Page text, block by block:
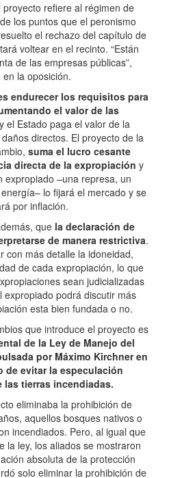
refiere al régimen de
los puntos que el peronismo
el rechazo del capítulo de
voltear en el recinto. “Están
de las empresas públicas”,
la oposición.
endurecer los requisitos para
el valor de las
el Estado paga el valor de la
directos. El proyecto de la
suma el lucro cesante
directa de la expropiación y
expropiado –una represa, un
lo fijará el mercado y se
por inflación.
que la declaración de
de manera restrictiva.
con más detalle la idoneidad,
de cada expropiación, lo que
sean judicializadas
podrá discutir más
esta bien fundada o no.
que introduce el proyecto es
de la Ley de Manejo del
por Máximo Kirchner en
de evitar la especulación
las tierras incendiadas.
eliminaba la prohibición de
aquellos bosques nativos o
incendiados. Pero, al igual que
la ley, los aliados se mostraron
absoluta de la protección
solo eliminar la prohibición de